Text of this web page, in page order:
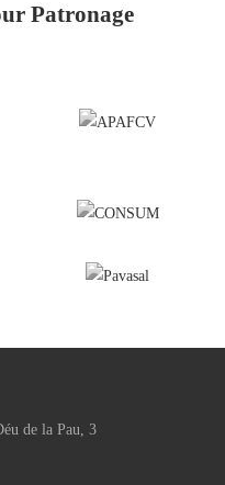
Patronage
de la Pau, 3